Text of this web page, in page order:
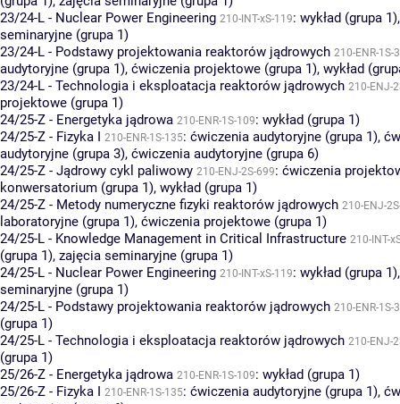
23/24-L - Nuclear Power Engineering 210-INT-xS-119: wykład (grupa 1)
seminaryjne (grupa 1)
23/24-L - Podstawy projektowania reaktorów jądrowych 210-ENR-1S-
audytoryjne (grupa 1), ćwiczenia projektowe (grupa 1), wykład
23/24-L - Technologia i eksploatacja reaktorów jądrowych 210-ENJ-
projektowe (grupa 1)
24/25-Z - Energetyka jądrowa 210-ENR-1S-109: wykład (grupa 1)
24/25-Z - Fizyka I 210-ENR-1S-135: ćwiczenia audytoryjne (grupa 1),
audytoryjne (grupa 3), ćwiczenia audytoryjne (grupa 6)
24/25-Z - Jądrowy cykl paliwowy 210-ENJ-2S-699: ćwiczenia
konwersatorium (grupa 1), wykład (grupa 1)
24/25-Z - Metody numeryczne fizyki reaktorów jądrowych 210-ENJ-
laboratoryjne (grupa 1), ćwiczenia projektowe (grupa 1)
24/25-L - Knowledge Management in Critical Infrastructure 210-INT-
(grupa 1), zajęcia seminaryjne (grupa 1)
24/25-L - Nuclear Power Engineering 210-INT-xS-119: wykład (grupa 1)
seminaryjne (grupa 1)
24/25-L - Podstawy projektowania reaktorów jądrowych 210-ENR-1S-
(grupa 1)
24/25-L - Technologia i eksploatacja reaktorów jądrowych 210-ENJ-
(grupa 1)
25/26-Z - Energetyka jądrowa 210-ENR-1S-109: wykład (grupa 1)
25/26-Z - Fizyka I 210-ENR-1S-135: ćwiczenia audytoryjne (grupa 1),